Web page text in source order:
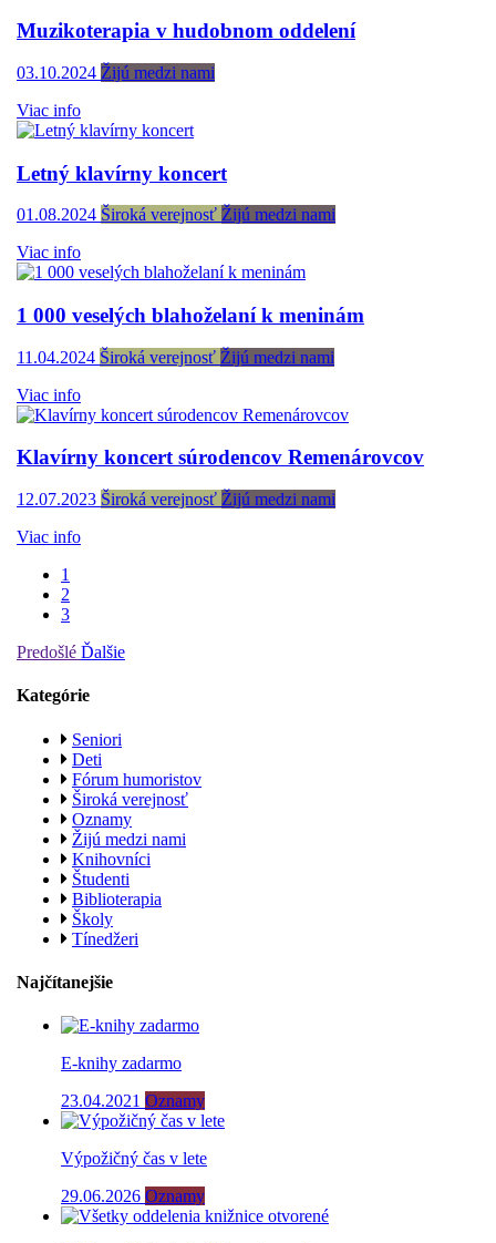
Muzikoterapia v hudobnom oddelení
03.10.2024 Žijú medzi nami
Viac info
Letný klavírny koncert
01.08.2024 Široká verejnosť Žijú medzi nami
Viac info
1 000 veselých blahoželaní k meninám
11.04.2024 Široká verejnosť Žijú medzi nami
Viac info
Klavírny koncert súrodencov Remenárovcov
12.07.2023 Široká verejnosť Žijú medzi nami
Viac info
1
2
3
Predošlé Ďalšie
Kategórie
Seniori
Deti
Fórum humoristov
Široká verejnosť
Oznamy
Žijú medzi nami
Knihovníci
Študenti
Biblioterapia
Školy
Tínedžeri
Najčítanejšie
E-knihy zadarmo
23.04.2021 Oznamy
Výpožičný čas v lete
29.06.2026 Oznamy